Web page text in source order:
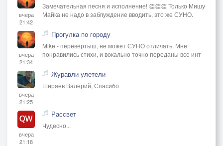
вчера
21:42
Замечательная песня и исполнение! 👏👏👏 Только Мишу
Майка не надо в заблуждение вводить, это же СУНО.
вчера
21:34
Прогулка по городу
Mike - перевёртыш, не может СУНО отличать. Мне
понравились стихи, и вокально точно переданы все инт
вчера
21:25
Журавли улетели
Ширяев Валерий, Спасибо
вчера
21:18
Рассвет
Чудесно...